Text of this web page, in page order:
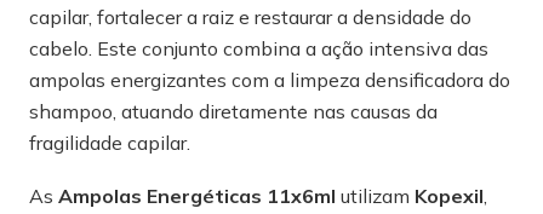
capilar, fortalecer a raiz e restaurar a densidade do
cabelo. Este conjunto combina a ação intensiva das
ampolas energizantes com a limpeza densificadora do
shampoo, atuando diretamente nas causas da
fragilidade capilar.
As Ampolas Energéticas 11x6ml utilizam Kopexil,